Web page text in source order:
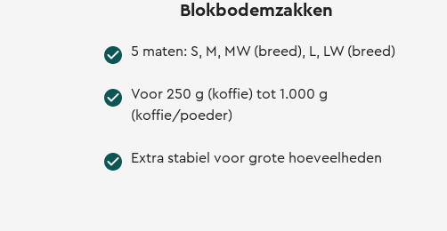
Blokbodemzakken
5 maten: S, M, MW (breed), L, LW (breed)
Voor 250 g (koffie) tot 1.000 g
(koffie/poeder)
Extra stabiel voor grote hoeveelheden